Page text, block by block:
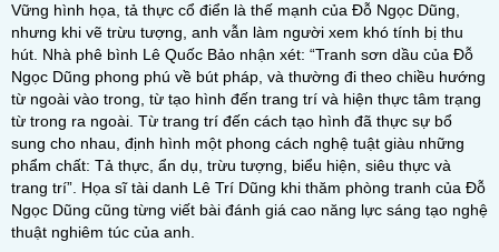
Vững hình họa, tả thực cổ điển là thế mạnh của Đỗ Ngọc Dũng,
nhưng khi vẽ trừu tượng, anh vẫn làm người xem khó tính bị thu
hút. Nhà phê bình Lê Quốc Bảo nhận xét: “Tranh sơn dầu của Đỗ
Ngọc Dũng phong phú về bút pháp, và thường đi theo chiều hướng
từ ngoài vào trong, từ tạo hình đến trang trí và hiện thực tâm trạng
từ trong ra ngoài. Từ trang trí đến cách tạo hình đã thực sự bổ
sung cho nhau, định hình một phong cách nghệ tuật giàu những
phẩm chất: Tả thực, ẩn dụ, trừu tượng, biểu hiện, siêu thực và
trang trí”. Họa sĩ tài danh Lê Trí Dũng khi thăm phòng tranh của Đỗ
Ngọc Dũng cũng từng viết bài đánh giá cao năng lực sáng tạo nghệ
thuật nghiêm túc của anh.